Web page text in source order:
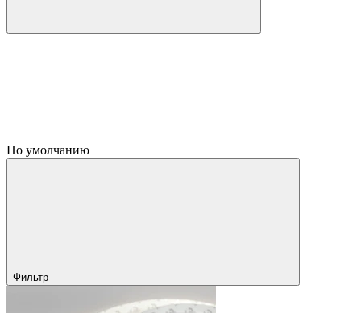
По умолчанию
Фильтр